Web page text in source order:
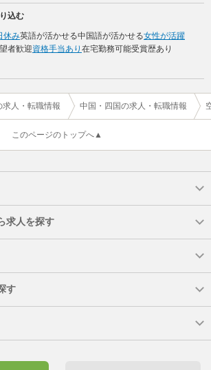
込む
休み英語が活かせる中国語が活かせる女性が活躍
者歓迎資格手当あり 在宅勤務可能受賞歴あり
人・転職情報 中国・四国の求人・転職情報
このページのトップへ▲
求人を探す
す